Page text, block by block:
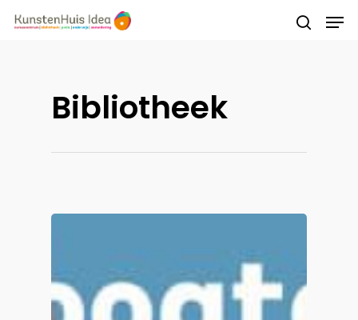
druk op ESC om te sluiten
Bibliotheek